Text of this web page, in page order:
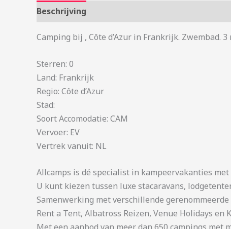
Beschrijving
Camping bij , Côte d’Azur in Frankrijk. Zwembad.
Sterren: 0
Land: Frankrijk
Regio: Côte d’Azur
Stad:
Soort Accomodatie: CAM
Vervoer: EV
Vertrek vanuit: NL
Allcamps is dé specialist in kampeervakanties
U kunt kiezen tussen luxe stacaravans,
Samenwerking met verschillende gerenommeerde
Rent a Tent, Albatross Reizen, Venue Holidays